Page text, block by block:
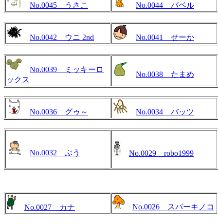
No.0045 うさこ No.0044 バベル
No.0042 ウニ 2nd No.0041 せーか
No.0039 ミッキーロ
ックス
No.0038 たまめ
No.0036 グゥ～ No.0034 バッツ
No.0032 ぶう No.0029 robo1999
No.0027 カナ No.0026 スパーキノコ